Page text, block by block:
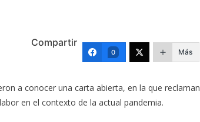
Compartir
0 Más
a conocer una carta abierta, en la que reclaman
en el contexto de la actual pandemia.